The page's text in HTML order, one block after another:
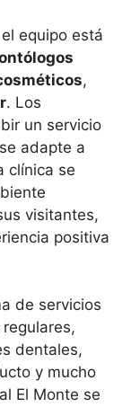
equipo está
,
. Los
un servicio
adapte a
clínica se
visitantes,
positiva
de servicios
dentales,
y mucho
El Monte se